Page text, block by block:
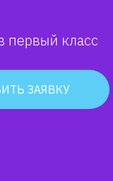
первый класс
ЗАЯВКУ